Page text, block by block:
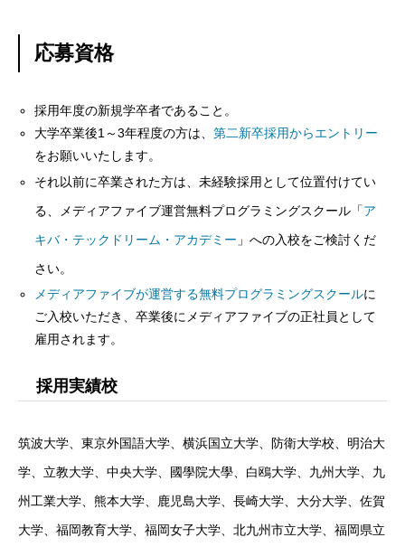
応募資格
採用年度の新規学卒者であること。
大学卒業後1～3年程度の方は、第二新卒採用からエントリー
をお願いいたします。
それ以前に卒業された方は、未経験採用として位置付けてい
る、メディアファイブ運営無料プログラミングスクール「ア
キバ・テックドリーム・アカデミー 」への入校をご検討くだ
さい。
メディアファイブが運営する無料プログラミングスクールに
ご入校いただき、卒業後にメディアファイブの正社員として
雇用されます。
採用実績校
筑波大学、東京外国語大学、横浜国立大学、防衛大学校、明治大
学、立教大学、中央大学、 國學院大學、 白鴎大学、九州大学、九
州工業大学、熊本大学、鹿児島大学、長崎大学、大分大学、佐賀
大学、福岡教育大学、福岡女子大学、北九州市立大学、福岡県立